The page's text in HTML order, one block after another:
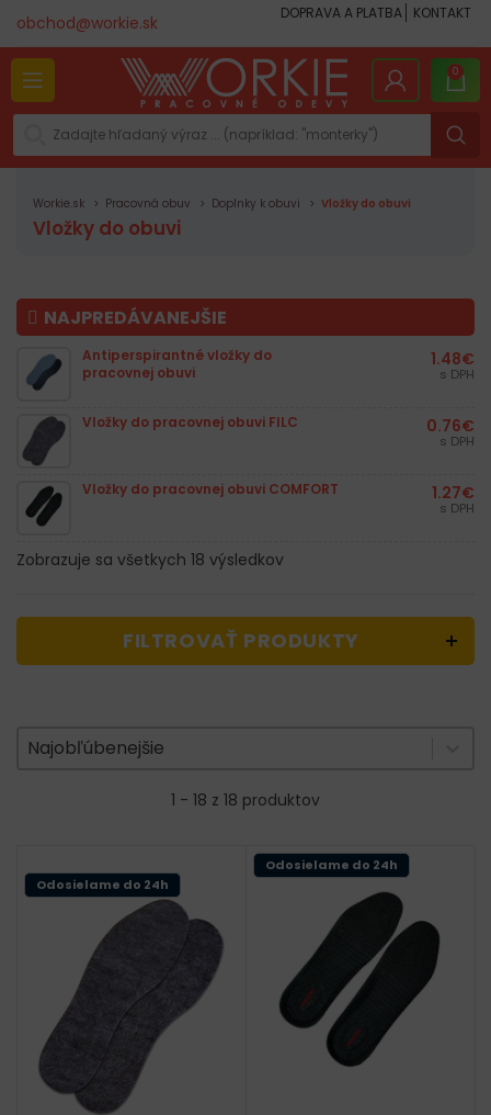
obchod@workie.sk DOPRAVA A PLATBA KONTAKT
0
Workie.sk Pracovná obuv Doplnky k obuvi Vložky do obuvi
Vložky do obuvi
NAJPREDÁVANEJŠIE
Antiperspirantné vložky do
pracovnej obuvi
1.48€
s DPH
Vložky do pracovnej obuvi FILC 0.76€
s DPH
Vložky do pracovnej obuvi COMFORT 1.27€
s DPH
Zobrazuje sa všetkych 18 výsledkov
FILTROVAŤ PRODUKTY
Zoradenie produktov
Sort content
Najobľúbenejšie
Sort content
1 - 18 z 18 produktov
Odosielame do 24h
Odosielame do 24h